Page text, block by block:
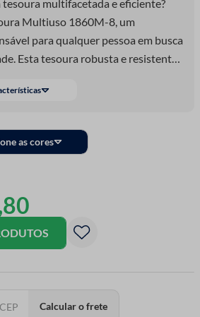
multifacetada e eficiente?
Multiuso 1860M-8, um
para qualquer pessoa em busca
Esta tesoura robusta e resistente
até atividades domésticas e de
as cores
80
Calcular o frete